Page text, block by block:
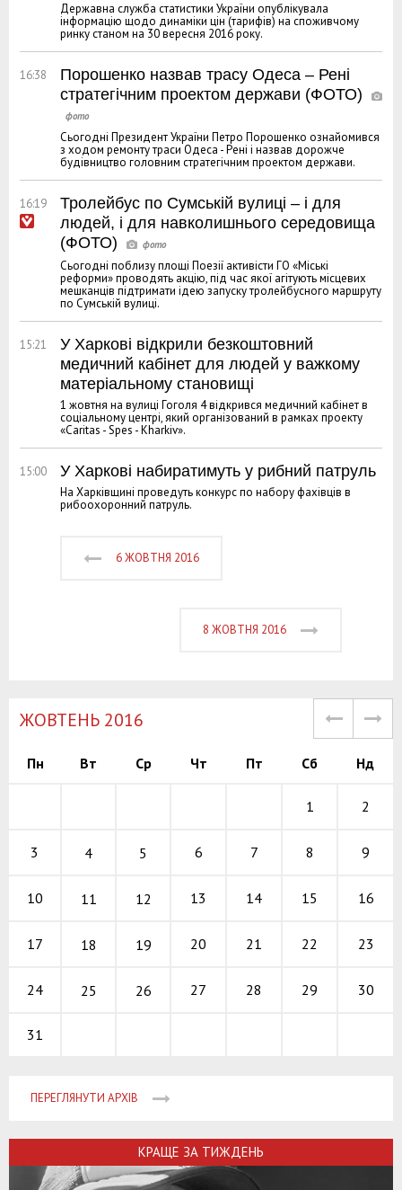
Державна служба статистики України опублікувала
інформацію щодо динаміки цін (тарифів) на споживчому
ринку станом на 30 вересня 2016 року.
16:38
Порошенко назвав трасу Одеса – Рені
стратегічним проектом держави (ФОТО)
Сьогодні Президент України Петро Порошенко ознайомився
з ходом ремонту траси Одеса - Рені і назвав дорожче
будівництво головним стратегічним проектом держави.
16:19
Тролейбус по Сумській вулиці – і для
людей, і для навколишнього середовища
(ФОТО)
Сьогодні поблизу площі Поезії активісти ГО «Міські
реформи» проводять акцію, під час якої агітують місцевих
мешканців підтримати ідею запуску тролейбусного маршруту
по Сумській вулиці.
15:21
У Харкові відкрили безкоштовний
медичний кабінет для людей у ​​важкому
матеріальному становищі
1 жовтня на вулиці Гоголя 4 відкрився медичний кабінет в
соціальному центрі, який організований в рамках проекту
«Caritas - Spes - Kharkiv».
15:00 У Харкові набиратимуть у рибний патруль
На Харківщині проведуть конкурс по набору фахівців в
рибоохоронний патруль.
6 ЖОВТНЯ 2016
8 ЖОВТНЯ 2016
ЖОВТЕНЬ 2016
Пн Вт Ср Чт Пт Сб Нд
1 2
3 4 5 6 7 8 9
10 11 12 13 14 15 16
17 18 19 20 21 22 23
24 25 26 27 28 29 30
31
ПЕРЕГЛЯНУТИ АРХІВ
КРАЩЕ ЗА ТИЖДЕНЬ